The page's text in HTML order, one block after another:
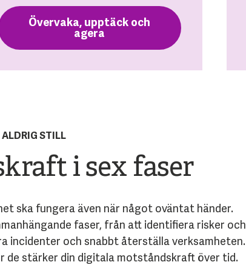
Övervaka, upptäck och
agera
STILL
i sex faser
ska fungera även när något oväntat händer.
faser, från att identifiera risker och
incidenter och snabbt återställa verksamheten.
de stärker din digitala motståndskraft över tid.